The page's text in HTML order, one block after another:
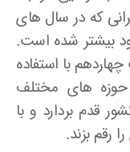
که در سال های
بیشتر شده است.
با استفاده
­های مختلف
قدم بردارد و با
رقم بزند.